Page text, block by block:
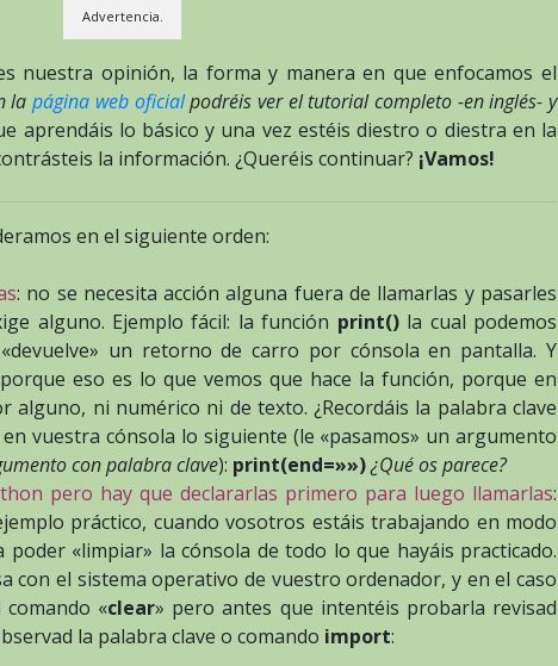
Advertencia.
nuestra opinión, la forma y manera en que enfocamos el
lapágina web oficialpodréis ver el tutorial completo -en inglés- y
aprendáis lo básico y una vez estéis diestro o diestra en la
la información. ¿Queréis continuar? ¡Vamos!
en el siguiente orden:
: no se necesita acción alguna fuera de llamarlas y pasarles
alguno. Ejemplo fácil: la función print() la cual podemos
un retorno de carro por cónsola en pantalla. Y
eso es lo que vemos que hace la función, porque en
alguno, ni numérico ni de texto. ¿Recordáis la palabra clave
vuestra cónsola lo siguiente (le «pasamos» un argumento
con palabra clave): print(end=»»)¿Qué os parece?
pero hay que declararlas primero para luego llamarlas:
práctico, cuando vosotros estáis trabajando en modo
«limpiar» la cónsola de todo lo que hayáis practicado.
con el sistema operativo de vuestro ordenador, y en el caso
«clear» pero antes que intentéis probarla revisad
la palabra clave o comando import: